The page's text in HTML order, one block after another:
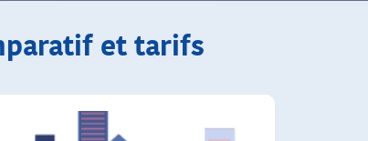
et tarifs